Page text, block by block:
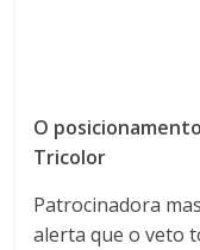
O
Tricolor
Patrocinadora
alerta que o veto